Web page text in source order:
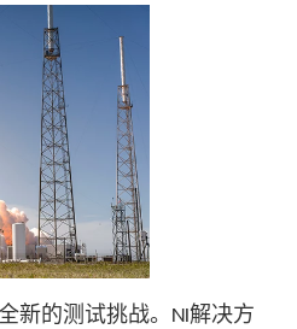
新的测试挑战。NI解决方